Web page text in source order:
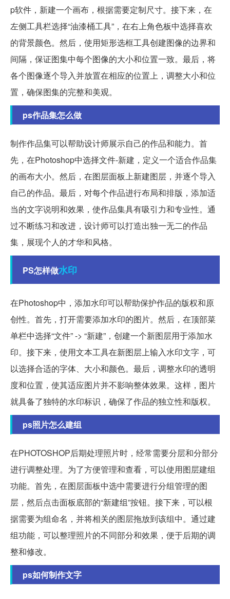
p软件，新建一个画布，根据需要定制尺寸。接下来，在
左侧工具栏选择“油漆桶工具”，在右上角色板中选择喜欢
的背景颜色。然后，使用矩形选框工具创建图像的边界和
间隔，保证图集中每个图像的大小和位置一致。最后，将
各个图像逐个导入并放置在相应的位置上，调整大小和位
置，确保图集的完整和美观。
ps作品集怎么做
制作作品集可以帮助设计师展示自己的作品和能力。首
先，在Photoshop中选择文件-新建，定义一个适合作品集
的画布大小。然后，在图层面板上新建图层，并逐个导入
自己的作品。最后，对每个作品进行布局和排版，添加适
当的文字说明和效果，使作品集具有吸引力和专业性。通
过不断练习和改进，设计师可以打造出独一无二的作品
集，展现个人的才华和风格。
PS怎样做水印
在Photoshop中，添加水印可以帮助保护作品的版权和原
创性。首先，打开需要添加水印的图片。然后，在顶部菜
单栏中选择“文件” -> “新建”，创建一个新图层用于添加水
印。接下来，使用文本工具在新图层上输入水印文字，可
以选择合适的字体、大小和颜色。最后，调整水印的透明
度和位置，使其适应图片并不影响整体效果。这样，图片
就具备了独特的水印标识，确保了作品的独立性和版权。
ps照片怎么建组
在PHOTOSHOP后期处理照片时，经常需要分层和分部分
进行调整处理。为了方便管理和查看，可以使用图层建组
功能。首先，在图层面板中选中需要进行分组管理的图
层，然后点击面板底部的“新建组”按钮。接下来，可以根
据需要为组命名，并将相关的图层拖放到该组中。通过建
组功能，可以整理照片的不同部分和效果，便于后期的调
整和修改。
ps如何制作文字